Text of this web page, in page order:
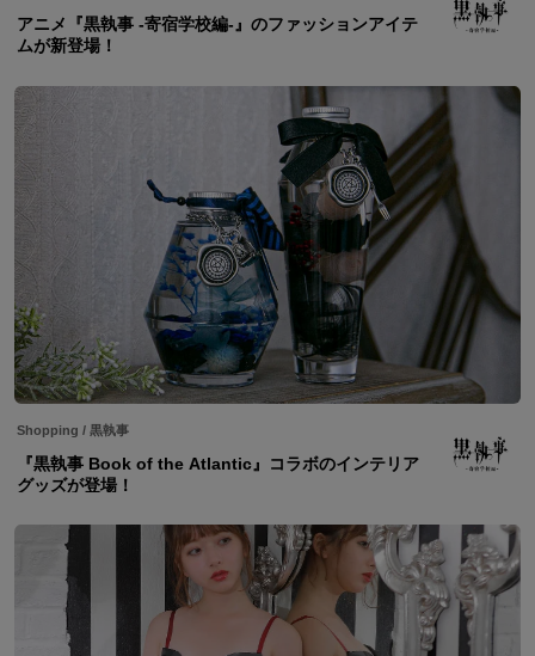
アニメ『黒執事 -寄宿学校編-』のファッションアイテ
ムが新登場！
Shopping / 黒執事
『黒執事 Book of the Atlantic』コラボのインテリア
グッズが登場！